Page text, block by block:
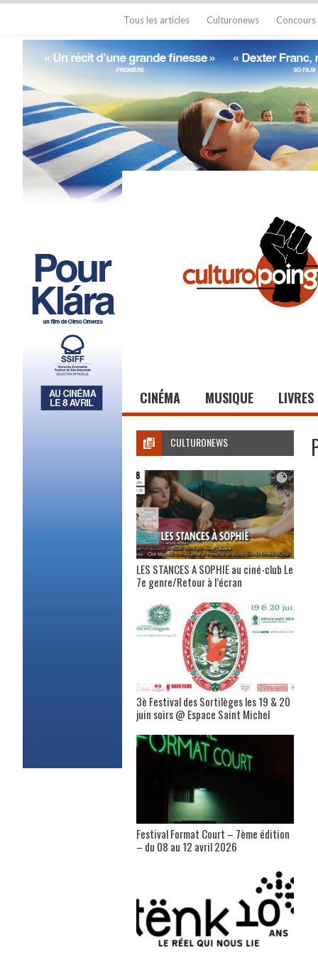
Tous les articles Culturonews Concours
CINÉMA MUSIQUE LIVRES
CULTURONEWS
LES STANCES A SOPHIE au ciné-club Le
7e genre/Retour à l’écran
3è Festival des Sortilèges les 19 & 20
juin soirs @ Espace Saint Michel
Festival Format Court – 7ème édition
– du 08 au 12 avril 2026